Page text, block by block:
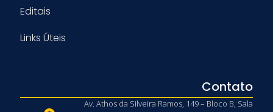
Editais
Links Úteis
Contato
Av. Athos da Silveira Ramos, 149 – Bloco B, Sala